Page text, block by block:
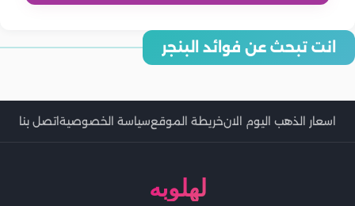
انت تبحث عن فوائد البنجر
فوائد البنجر للمتزوجين.. دعم الخصوبة لدى الرجال والنساء
اسعار الذهب اليوم الانخريطة الموقعسياسة الخصوصيةاتصل بنا
لهلوبه